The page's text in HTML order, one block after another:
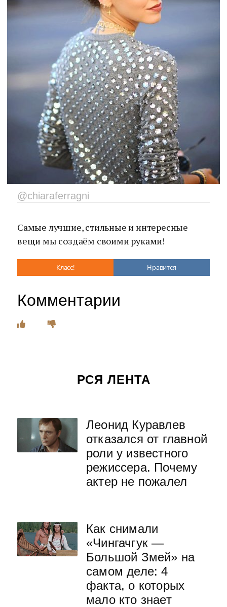
@chiaraferragni
Самые лучшие, стильные и интересные
вещи мы создаём своими руками!
Класс! Нравится
Комментарии
РСЯ ЛЕНТА
Леонид Куравлев
отказался от главной
роли у известного
режиссера. Почему
актер не пожалел
Как снимали
«Чингачгук —
Большой Змей» на
самом деле: 4
факта, о которых
мало кто знает